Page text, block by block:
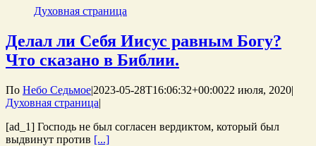
Духовная страница
Делал ли Себя Иисус равным Богу?
Что сказано в Библии.
По Небо Седьмое|2023-05-28T16:06:32+00:0022 июля, 2020|
Духовная страница|
[ad_1] Господь не был согласен вердиктом, который был
выдвинут против [...]